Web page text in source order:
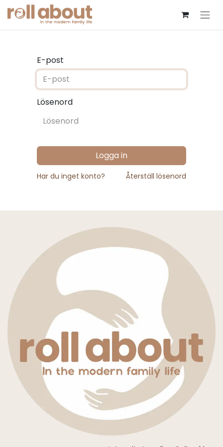
E-post
Lösenord
Logga in
Har du inget konto? Återställ lösenord